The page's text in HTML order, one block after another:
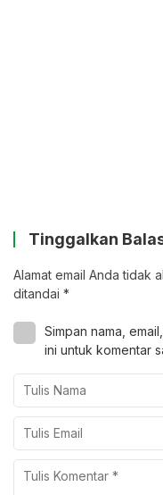
Tinggalkan
Alamat email Anda tidak
ditandai *
Simpan nama,
ini untuk komentar